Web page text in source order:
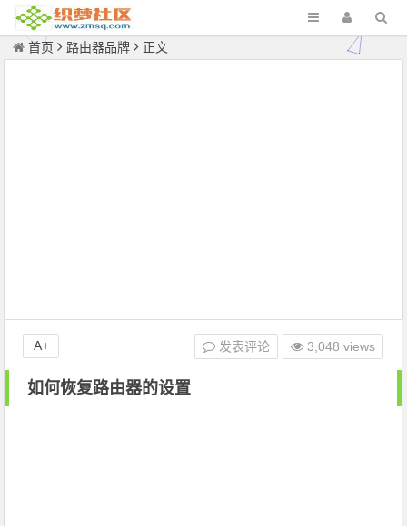
首页 路由器品牌 正文
如何恢复路由器的设置
发表评论 3,048 views
A+